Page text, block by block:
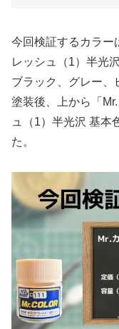
今回検証するカラ
レッシュ（1）半光
ブラック、グレー、
塗装後、上から「
ュ（1）半光沢 基本
た。